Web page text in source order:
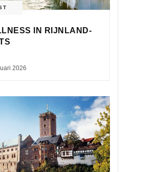
IN RIJNLAND-
2026